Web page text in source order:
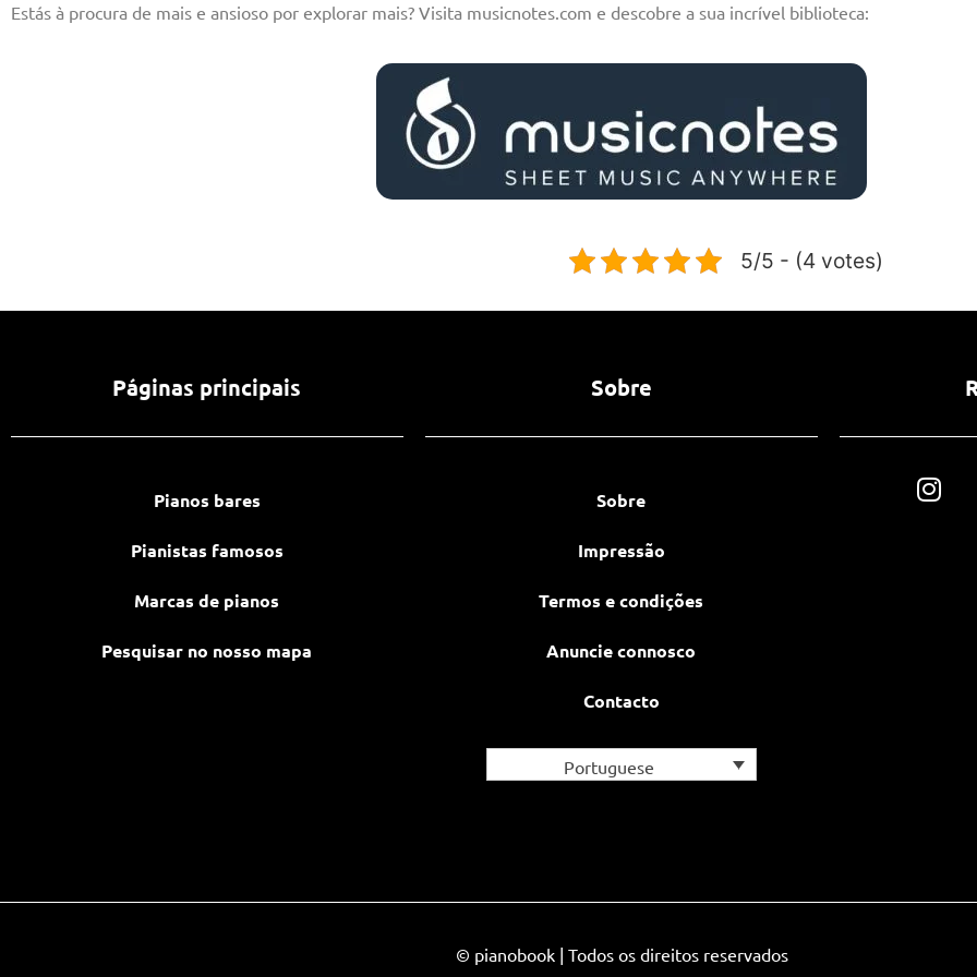
Estás à procura de mais e ansioso por explorar mais? Visita musicnotes.com e descobre a sua incrível biblioteca:
5/5 - (4 votes)
Páginas principais
Pianos bares
Pianistas famosos
Marcas de pianos
Pesquisar no nosso mapa
Sobre
Sobre
Impressão
Termos e condições
Anuncie connosco
Contacto
Portuguese
© pianobook | Todos os direitos reservados